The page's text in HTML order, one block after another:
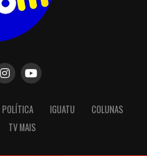
POLÍTICA IGUATU
COLUNAS
TV MAIS